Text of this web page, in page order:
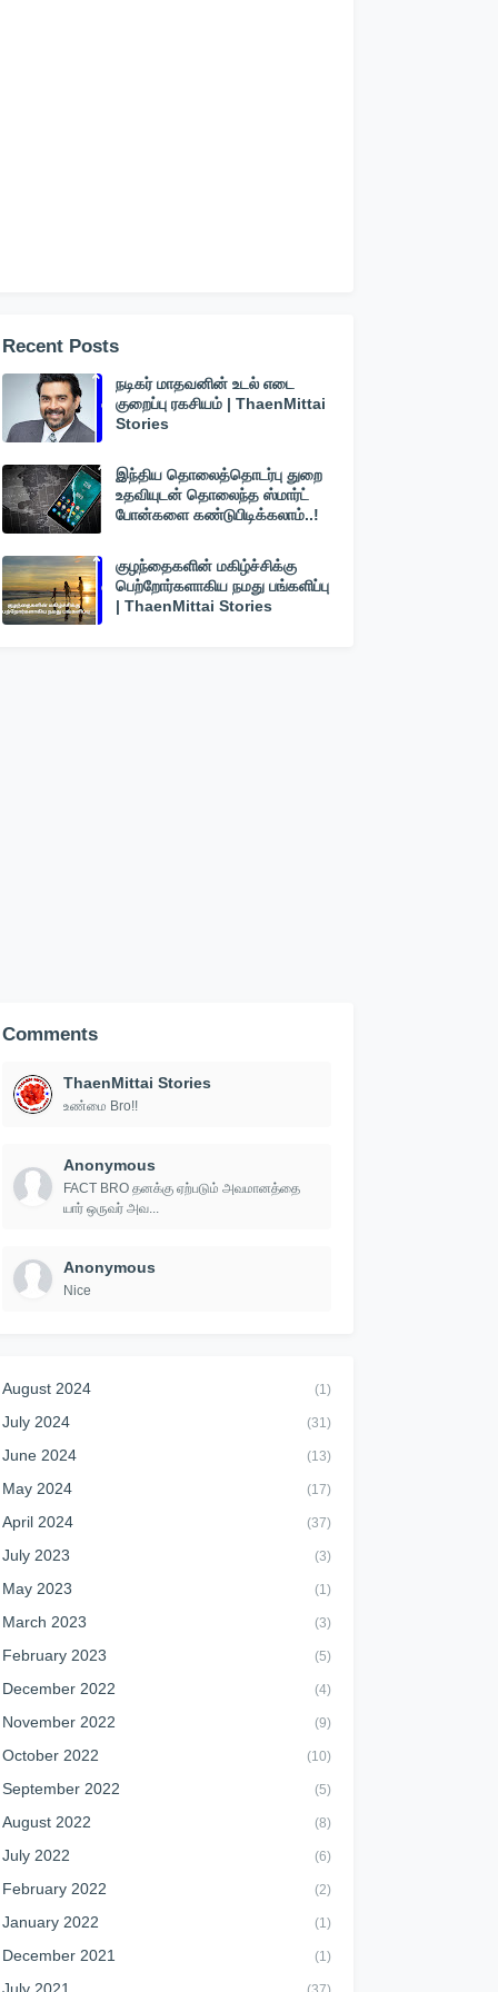
Recent Posts
நடிகர் மாதவனின் உடல் எடை
குறைப்பு ரகசியம் | ThaenMittai
Stories
இந்திய தொலைத்தொடர்பு துறை
உதவியுடன் தொலைந்த ஸ்மார்ட்
போன்களை கண்டுபிடிக்கலாம்..!
குழந்தைகளின் மகிழ்ச்சிக்கு
பெற்றோர்களாகிய நமது பங்களிப்பு
| ThaenMittai Stories
Comments
ThaenMittai Stories
உண்மை Bro!!
Anonymous
FACT BRO தனக்கு ஏற்படும் அவமானத்தை
யார் ஒருவர் அவ...
Anonymous
Nice
August 2024 (1)
July 2024 (31)
June 2024 (13)
May 2024 (17)
April 2024 (37)
July 2023 (3)
May 2023 (1)
March 2023 (3)
February 2023 (5)
December 2022 (4)
November 2022 (9)
October 2022 (10)
September 2022 (5)
August 2022 (8)
July 2022 (6)
February 2022 (2)
January 2022 (1)
December 2021 (1)